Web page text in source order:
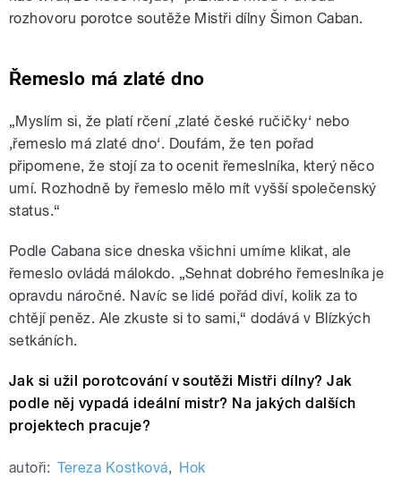
rozhovoru porotce soutěže Mistři dílny Šimon Caban.
Řemeslo má zlaté dno
„Myslím si, že platí rčení ‚zlaté české ručičky‘ nebo
‚řemeslo má zlaté dno‘. Doufám, že ten pořad
připomene, že stojí za to ocenit řemeslníka, který něco
umí. Rozhodně by řemeslo mělo mít vyšší společenský
status.“
Podle Cabana sice dneska všichni umíme klikat, ale
řemeslo ovládá málokdo. „Sehnat dobrého řemeslníka je
opravdu náročné. Navíc se lidé pořád diví, kolik za to
chtějí peněz. Ale zkuste si to sami,“ dodává v Blízkých
setkáních.
Jak si užil porotcování v soutěži Mistři dílny? Jak
podle něj vypadá ideální mistr? Na jakých dalších
projektech pracuje?
autoři: Tereza Kostková, Hok